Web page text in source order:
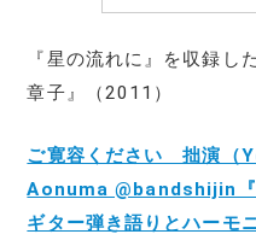
『星の流れに』を収録
章子』（2011）
ご寛容ください 拙演（
Aonuma @bandshijin『
ギター弾き語りとハーモ